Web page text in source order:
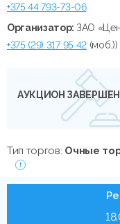
+375 44 793-73-06
Организатор: ЗАО
+375 (29) 317 95 42(моб.))
АУКЦИОН ЗАВЕРШЕН
Тип торгов: Очные